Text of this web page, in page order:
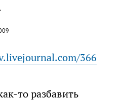
366
то разбавить